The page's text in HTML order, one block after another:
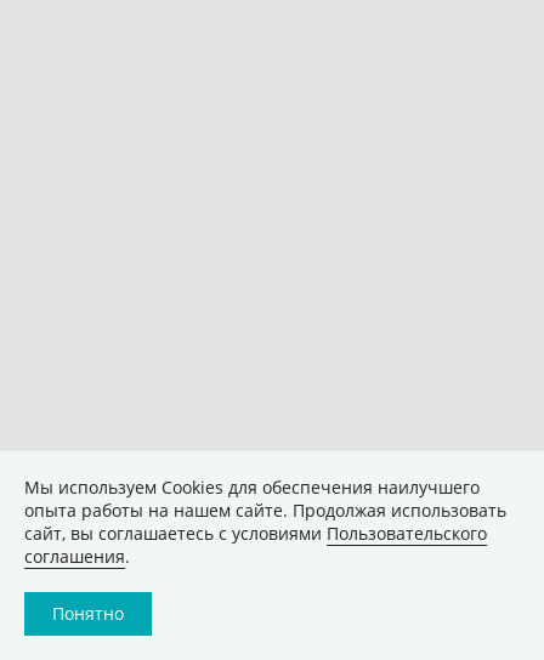
Мы используем Сookies для обеспечения наилучшего
опыта работы на нашем сайте. Продолжая использовать
сайт, вы соглашаетесь с условиями Пользовательского
соглашения.
Понятно